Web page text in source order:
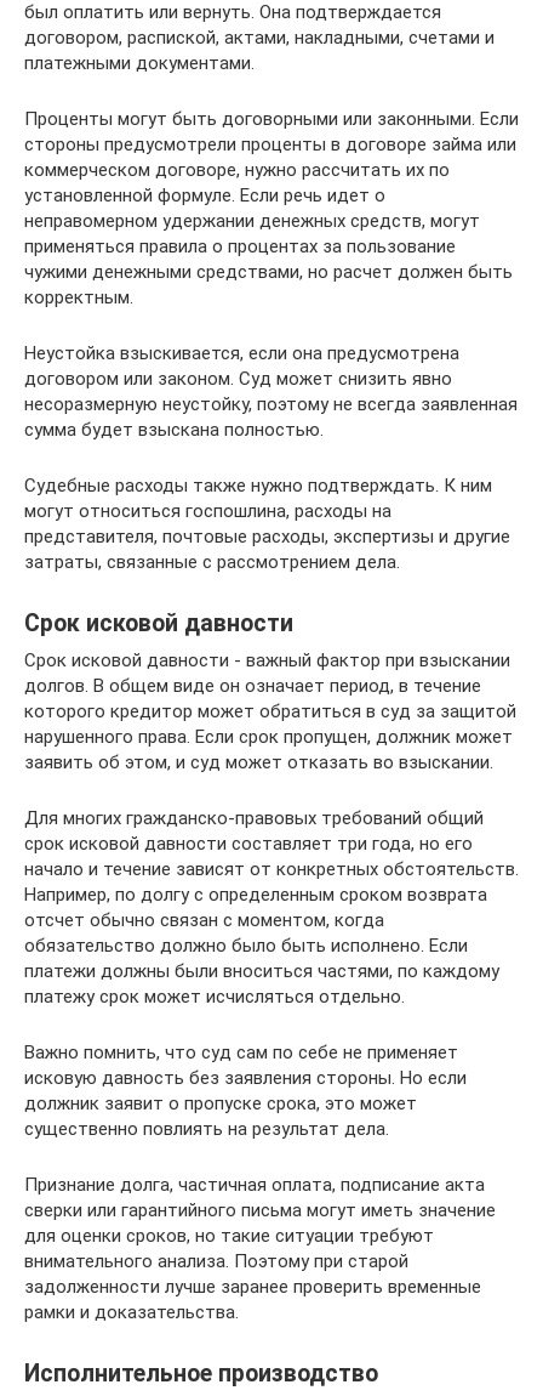
был оплатить или вернуть. Она подтверждается
договором, распиской, актами, накладными, счетами и
платежными документами.
Проценты могут быть договорными или законными. Если
стороны предусмотрели проценты в договоре займа или
коммерческом договоре, нужно рассчитать их по
установленной формуле. Если речь идет о
неправомерном удержании денежных средств, могут
применяться правила о процентах за пользование
чужими денежными средствами, но расчет должен быть
корректным.
Неустойка взыскивается, если она предусмотрена
договором или законом. Суд может снизить явно
несоразмерную неустойку, поэтому не всегда заявленная
сумма будет взыскана полностью.
Судебные расходы также нужно подтверждать. К ним
могут относиться госпошлина, расходы на
представителя, почтовые расходы, экспертизы и другие
затраты, связанные с рассмотрением дела.
Срок исковой давности
Срок исковой давности - важный фактор при взыскании
долгов. В общем виде он означает период, в течение
которого кредитор может обратиться в суд за защитой
нарушенного права. Если срок пропущен, должник может
заявить об этом, и суд может отказать во взыскании.
Для многих гражданско-правовых требований общий
срок исковой давности составляет три года, но его
начало и течение зависят от конкретных обстоятельств.
Например, по долгу с определенным сроком возврата
отсчет обычно связан с моментом, когда
обязательство должно было быть исполнено. Если
платежи должны были вноситься частями, по каждому
платежу срок может исчисляться отдельно.
Важно помнить, что суд сам по себе не применяет
исковую давность без заявления стороны. Но если
должник заявит о пропуске срока, это может
существенно повлиять на результат дела.
Признание долга, частичная оплата, подписание акта
сверки или гарантийного письма могут иметь значение
для оценки сроков, но такие ситуации требуют
внимательного анализа. Поэтому при старой
задолженности лучше заранее проверить временные
рамки и доказательства.
Исполнительное производство